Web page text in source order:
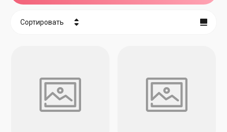
Сортировать
Название - Я-А
Название - А-Я